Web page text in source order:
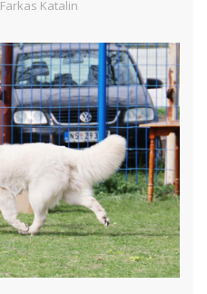
Farkas Katalin